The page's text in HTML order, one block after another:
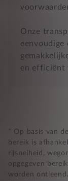
Onze
eenvoudige
en efficiënt
* Op basis van
bereik is
rijsnelheid,
opgegeven
worden ontleend.